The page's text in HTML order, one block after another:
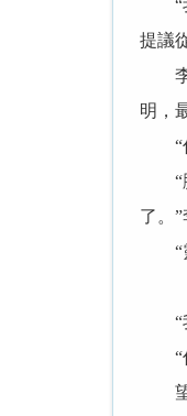
“我
提議
李
明，
“你
“脈
了。”
“靈
“我
“你
望